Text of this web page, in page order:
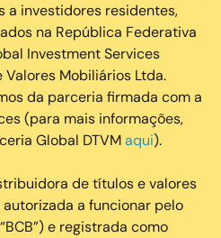
a investidores residentes,
na República Federativa
Investment Services
Mobiliários Ltda.
da parceria firmada com a
(para mais informações,
Global DTVMaqui).
de títulos e valores
a funcionar pelo
e registrada como